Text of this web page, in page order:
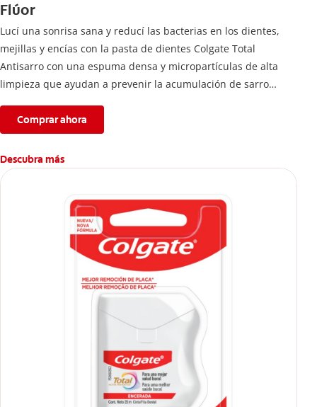
Flúor
Lucí una sonrisa sana y reducí las bacterias en los dientes,
mejillas y encías con la pasta de dientes Colgate Total
Antisarro con una espuma densa y micropartículas de alta
limpieza que ayudan a prevenir la acumulación de sarro
Comprar ahora
Descubra más